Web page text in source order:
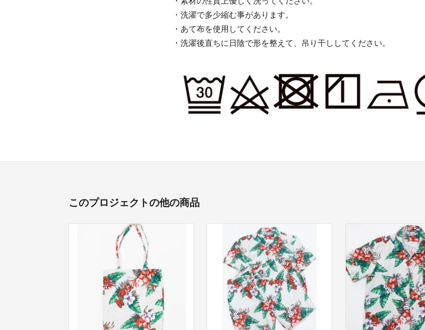
・洗濯で多少縮む事があります。
・あて布を使用してください。
・洗濯後直ちに日陰で形を整えて、吊り干ししてください。
このプロジェクトの他の商品